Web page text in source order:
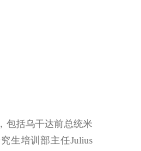
包括乌干达前总统米
生培训部主任Julius